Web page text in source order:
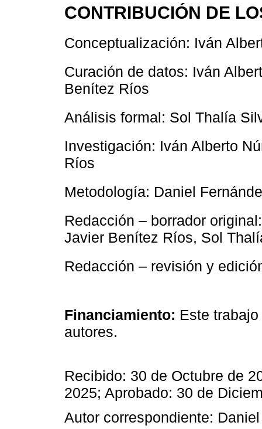
CONTRIBUCIÓN DE
Conceptualización: Iván
Curación de datos: Iván
Benítez Ríos
Análisis formal: Sol Thalía
Investigación: Iván Alberto
Ríos
Metodología: Daniel
Redacción – borrador
Javier Benítez Ríos, Sol
Redacción – revisión y
Financiamiento: Este
autores.
Recibido: 30 de Octubre de
2025; Aprobado: 30 de
Autor correspondiente: